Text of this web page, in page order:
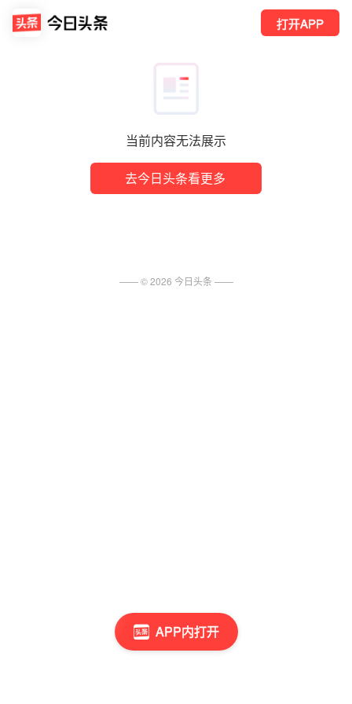
当前内容无法展示
去今日头条看更多
打开APP
APP内打开
—— ©2026 今日头条 ——